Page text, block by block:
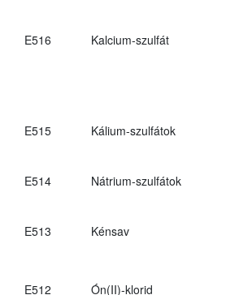
E516 Kalcium-szulfát
E515 Kálium-szulfátok
E514 Nátrium-szulfátok
E513 Kénsav
E512 Ón(II)-klorid